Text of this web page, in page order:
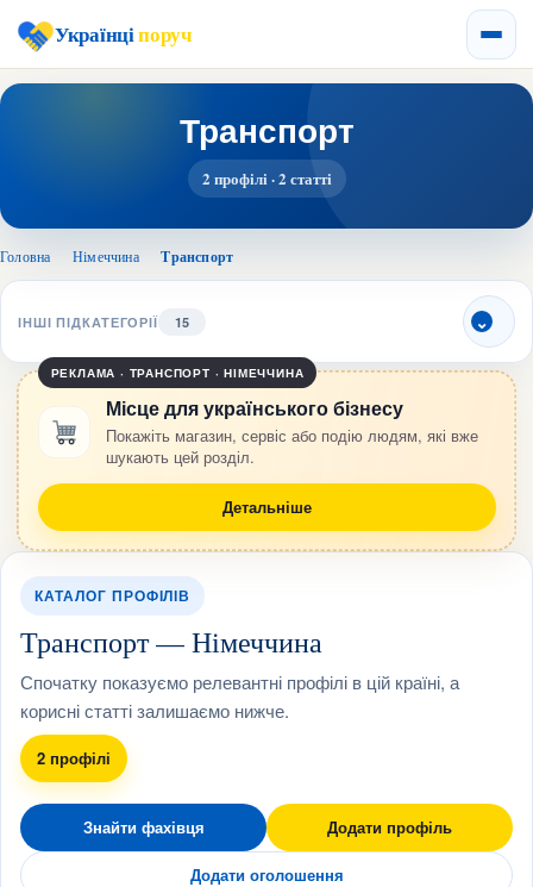
Українціпоруч
Транспорт
2 профілі · 2 статті
Головна Німеччина Транспорт
ІНШІ ПІДКАТЕГОРІЇ 15
РЕКЛАМА · ТРАНСПОРТ · НІМЕЧЧИНА
Місце для українського бізнесу
Покажіть магазин, сервіс або подію людям, які вже
шукають цей розділ.
Детальніше
КАТАЛОГ ПРОФІЛІВ
Транспорт — Німеччина
Спочатку показуємо релевантні профілі в цій країні, а
корисні статті залишаємо нижче.
2 профілі
Знайти фахівця Додати профіль
Додати оголошення